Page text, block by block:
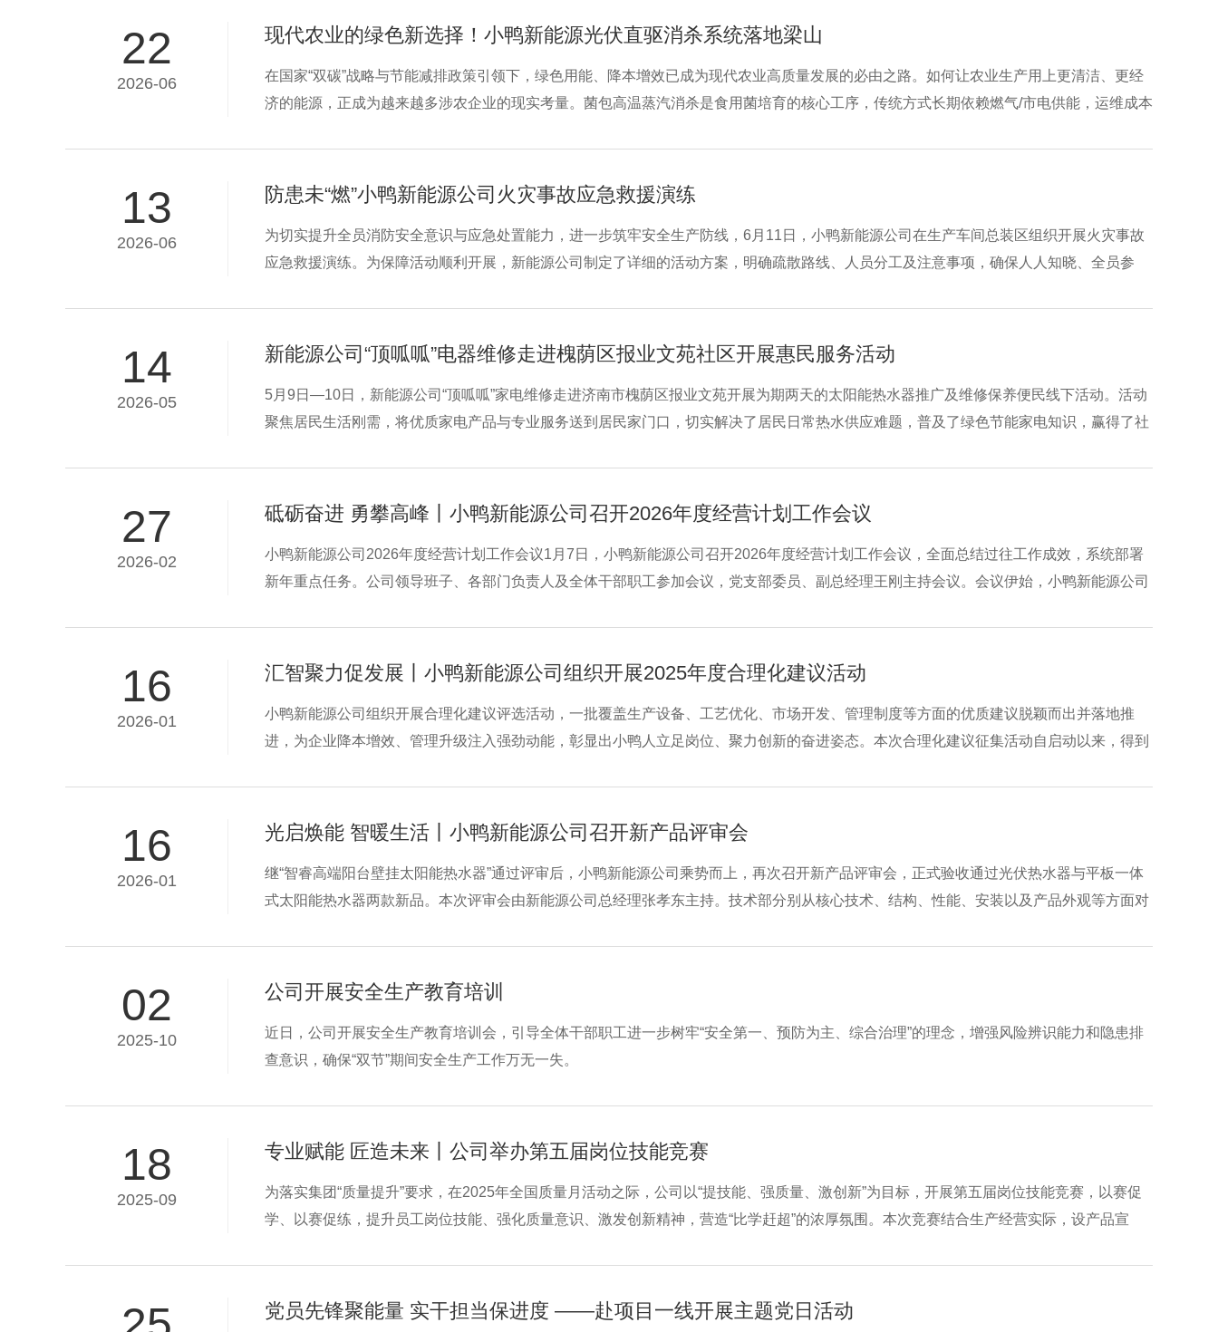
22
2026-06
现代农业的绿色新选择！小鸭新能源光伏直驱消杀系统落地梁山
在国家“双碳”战略与节能减排政策引领下，绿色用能、降本增效已成为现代农业高质量发展的必由之路。如何让农业生产用上更清洁、更经
济的能源，正成为越来越多涉农企业的现实考量。菌包高温蒸汽消杀是食用菌培育的核心工序，传统方式长期依赖燃气/市电供能，运维成本
13
2026-06
防患未“燃”小鸭新能源公司火灾事故应急救援演练
为切实提升全员消防安全意识与应急处置能力，进一步筑牢安全生产防线，6月11日，小鸭新能源公司在生产车间总装区组织开展火灾事故
应急救援演练。为保障活动顺利开展，新能源公司制定了详细的活动方案，明确疏散路线、人员分工及注意事项，确保人人知晓、全员参
14
2026-05
新能源公司“顶呱呱”电器维修走进槐荫区报业文苑社区开展惠民服务活动
5月9日—10日，新能源公司“顶呱呱”家电维修走进济南市槐荫区报业文苑开展为期两天的太阳能热水器推广及维修保养便民线下活动。活动
聚焦居民生活刚需，将优质家电产品与专业服务送到居民家门口，切实解决了居民日常热水供应难题，普及了绿色节能家电知识，赢得了社
27
2026-02
砥砺奋进 勇攀高峰丨小鸭新能源公司召开2026年度经营计划工作会议
小鸭新能源公司2026年度经营计划工作会议1月7日，小鸭新能源公司召开2026年度经营计划工作会议，全面总结过往工作成效，系统部署
新年重点任务。公司领导班子、各部门负责人及全体干部职工参加会议，党支部委员、副总经理王刚主持会议。会议伊始，小鸭新能源公司
16
2026-01
汇智聚力促发展丨小鸭新能源公司组织开展2025年度合理化建议活动
小鸭新能源公司组织开展合理化建议评选活动，一批覆盖生产设备、工艺优化、市场开发、管理制度等方面的优质建议脱颖而出并落地推
进，为企业降本增效、管理升级注入强劲动能，彰显出小鸭人立足岗位、聚力创新的奋进姿态。本次合理化建议征集活动自启动以来，得到
16
2026-01
光启焕能 智暖生活丨小鸭新能源公司召开新产品评审会
继“智睿高端阳台壁挂太阳能热水器”通过评审后，小鸭新能源公司乘势而上，再次召开新产品评审会，正式验收通过光伏热水器与平板一体
式太阳能热水器两款新品。本次评审会由新能源公司总经理张孝东主持。技术部分别从核心技术、结构、性能、安装以及产品外观等方面对
02
2025-10
公司开展安全生产教育培训
近日，公司开展安全生产教育培训会，引导全体干部职工进一步树牢“安全第一、预防为主、综合治理”的理念，增强风险辨识能力和隐患排
查意识，确保“双节”期间安全生产工作万无一失。
18
2025-09
专业赋能 匠造未来丨公司举办第五届岗位技能竞赛
为落实集团“质量提升”要求，在2025年全国质量月活动之际，公司以“提技能、强质量、激创新”为目标，开展第五届岗位技能竞赛，以赛促
学、以赛促练，提升员工岗位技能、强化质量意识、激发创新精神，营造“比学赶超”的浓厚氛围。本次竞赛结合生产经营实际，设产品宣
党员先锋聚能量 实干担当保进度 ——赴项目一线开展主题党日活动